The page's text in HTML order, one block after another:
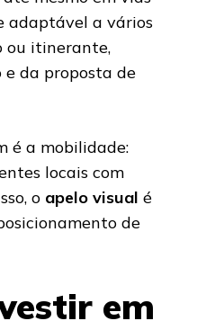
adaptável a vários
ou itinerante,
e da proposta de
é a mobilidade:
locais com
o apelo visual é
de
em